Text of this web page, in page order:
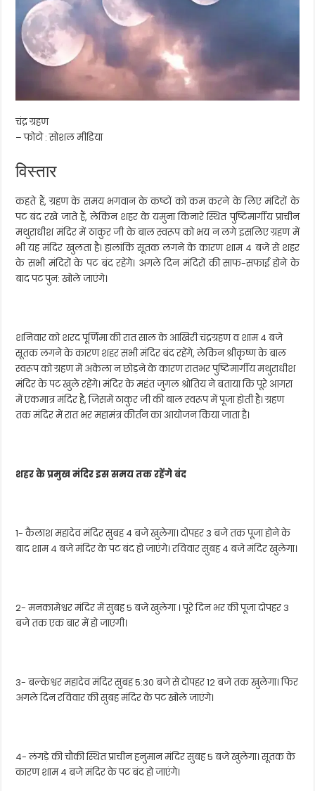
चंद्र ग्रहण
– फोटो : सोशल मीडिया
विस्तार
कहते हैं, ग्रहण के समय भगवान के कष्टों को कम करने के लिए मंदिरों के
पट बंद रखे जाते हैं, लेकिन शहर के यमुना किनारे स्थित पुष्टिमार्गीय प्राचीन
मथुराधीश मंदिर में ठाकुर जी के बाल स्वरूप को भय न लगे इसलिए ग्रहण में
भी यह मंदिर खुलता है। हालांकि सूतक लगने के कारण शाम 4 बजे से शहर
के सभी मंदिरों के पट बंद रहेंगे। अगले दिन मंदिरों की साफ-सफाई होने के
बाद पट पुन: खोले जाएंगे।
शनिवार को शरद पूर्णिमा की रात साल के आखिरी चंद्रग्रहण व शाम 4 बजे
सूतक लगने के कारण शहर सभी मंदिर बंद रहेंगे, लेकिन श्रीकृष्ण के बाल
स्वरूप को ग्रहण में अकेला न छोड़ने के कारण रातभर पुष्टिमार्गीय मथुराधीश
मंदिर के पट खुले रहेंगे। मंदिर के महंत जुगल श्रोतिय ने बताया कि पूरे आगरा
में एकमात्र मंदिर है, जिसमें ठाकुर जी की बाल स्वरूप में पूजा होती है। ग्रहण
तक मंदिर में रात भर महामंत्र कीर्तन का आयोजन किया जाता है।
शहर के प्रमुख मंदिर इस समय तक रहेंगे बंद
1- कैलाश महादेव मंदिर सुबह 4 बजे खुलेगा। दोपहर 3 बजे तक पूजा होने के
बाद शाम 4 बजे मंदिर के पट बंद हो जाएंगे। रविवार सुबह 4 बजे मंदिर खुलेगा।
2- मनकामेश्वर मंदिर में सुबह 5 बजे खुलेगा । पूरे दिन भर की पूजा दोपहर 3
बजे तक एक बार में हो जाएगी।
3- बल्केश्वर महादेव मंदिर सुबह 5:30 बजे से दोपहर 12 बजे तक खुलेगा। फिर
अगले दिन रविवार की सुबह मंदिर के पट खोले जाएंगे।
4- लंगड़े की चौकी स्थित प्राचीन हनुमान मंदिर सुबह 5 बजे खुलेगा। सूतक के
कारण शाम 4 बजे मंदिर के पट बंद हो जाएंगे।